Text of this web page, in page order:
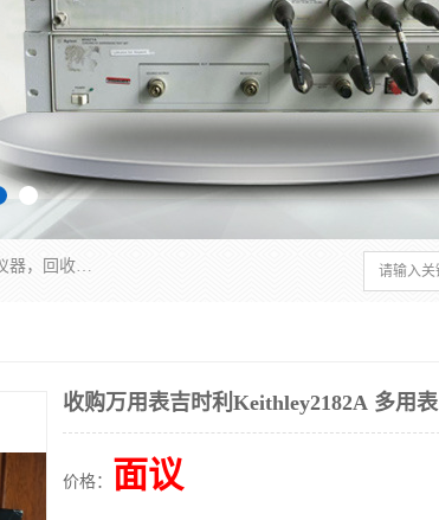
深圳中瑞仪科电子有限公司（zhongr1027.cn.b2b168.com）主要从事回收二手仪器，工厂仪器，回收示波器，KeysightE4980A，FLUKE754，MT8852B，IFR3920，Agilent N4010A，MT8852B等业务，全国统一热线：13570873835。深圳中瑞仪科电子有限公司整批或单出，专业评估高价回收工厂闲置仪器。
收购万用表吉时利Keithley2182A 多用表
价格： 面议